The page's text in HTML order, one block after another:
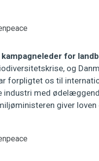
for
og
forpligtet os til
industri med
giver